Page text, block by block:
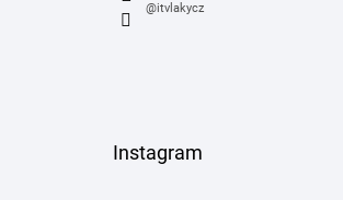
@itvlakycz
Instagram